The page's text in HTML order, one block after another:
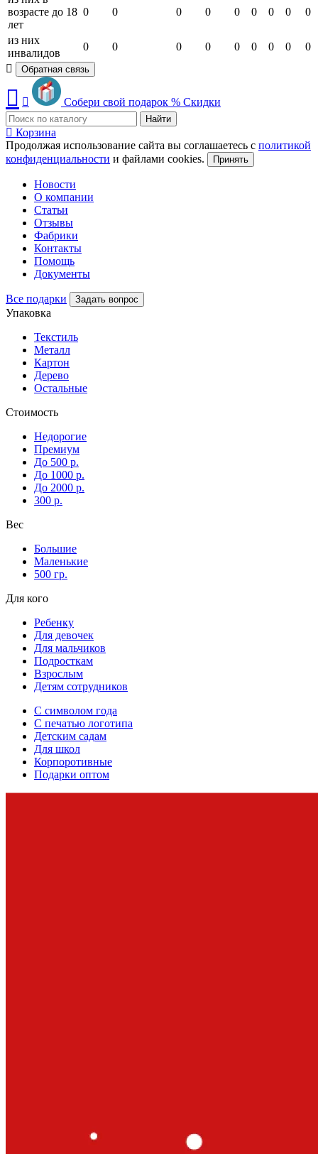
возрасте до 18
лет
0 0 0 0 0 0 0 0 0
из них
инвалидов
0 0 0 0 0 0 0 0 0
Обратная связь
Собери свой подарок % Скидки
Найти
Корзина
Продолжая использование сайта вы соглашаетесь с политикой
конфиденциальности и файлами cookies. Принять
Новости
О компании
Статьи
Отзывы
Фабрики
Контакты
Помощь
Документы
Все подарки Задать вопрос
Упаковка
Текстиль
Металл
Картон
Дерево
Остальные
Стоимость
Недорогие
Премиум
До 500 р.
До 1000 р.
До 2000 р.
300 р.
Вес
Большие
Маленькие
500 гр.
Для кого
Ребенку
Для девочек
Для мальчиков
Подросткам
Взрослым
Детям сотрудников
С символом года
С печатью логотипа
Детским садам
Для школ
Корпоротивные
Подарки оптом